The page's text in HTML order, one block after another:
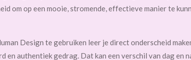
om op een mooie, stromende, effectieve manier te
Design te gebruiken leer je direct onderscheid
en authentiek gedrag. Dat kan een verschil van dag en